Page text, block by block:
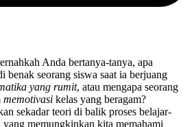
Anda bertanya-tanya, apa
benak seorang siswa saat ia berjuang
yang rumit, atau mengapa seorang
memotivasi kelas yang beragam?
sekadar teori di balik proses belajar-
yang memungkinkan kita memahami